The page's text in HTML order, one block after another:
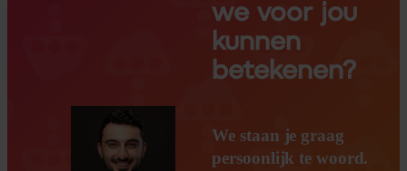
we voor jou
kunnen
betekenen?
We staan je graag
persoonlijk te woord.